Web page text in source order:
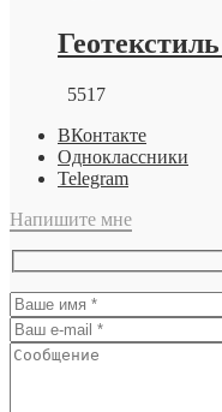
5517
ВКонтакте
Одноклассники
Telegram
Напишите мне